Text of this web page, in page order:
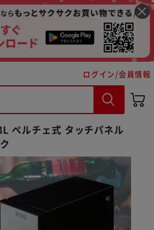
ログイン/会員情報
ペルチェ式 タッチパネル